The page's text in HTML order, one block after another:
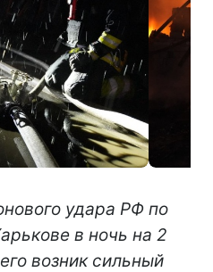
удара РФ по
в ночь на 2
возник сильный